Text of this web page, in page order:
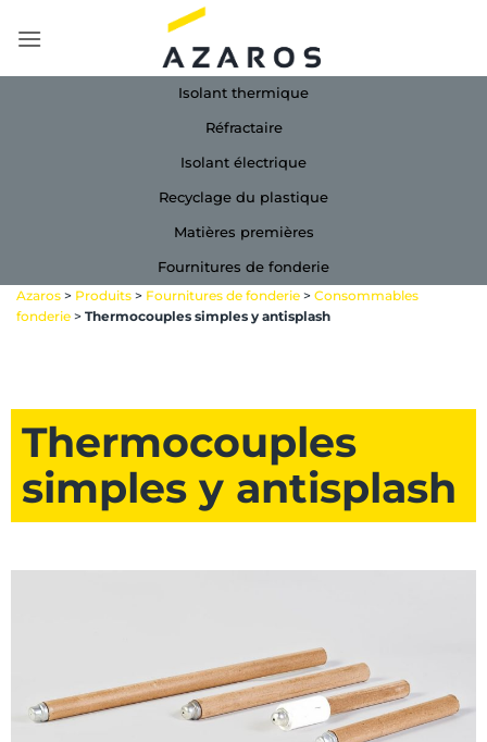
au
Isolant thermique
Réfractaire
Isolant électrique
Recyclage du plastique
Matières premières
Fournitures de fonderie
Azaros > Produits > Fournitures de fonderie > Consommables
fonderie > Thermocouples simples y antisplash
Thermocouples
simples y antisplash